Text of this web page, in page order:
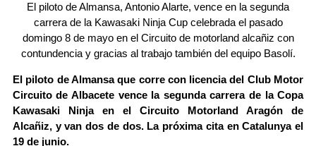
El piloto de Almansa, Antonio Alarte, vence en la segunda
carrera de la Kawasaki Ninja Cup celebrada el pasado
domingo 8 de mayo en el Circuito de motorland alcañiz con
contundencia y gracias al trabajo también del equipo Basolí.
El piloto de Almansa que corre con licencia del Club Motor
Circuito de Albacete vence la segunda carrera de la Copa
Kawasaki Ninja en el Circuito Motorland Aragón de
Alcañiz, y van dos de dos. La próxima cita en Catalunya el
19 de junio.